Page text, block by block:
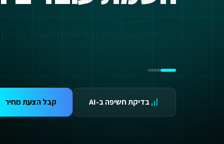
שאלות נפוצות על
האם יש עלויות נוספות מעבר לפיתוח?
העלות כוללת את הפיתוח, העלייה לאוויר וההדרכה. בנוסף יש עלות חודשית של אחסון ותחזוקה (החל מ-250₪/חודש) הכוללת גיבויים, עדכוני אבטחה ותמיכה טכנית. עבור שירותים דיגיטליים
בדיקת חשיפה ב-AI קבל הצעת מחיר